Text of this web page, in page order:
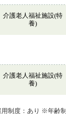
介護老人福祉施設(特
養)
介護老人福祉施設(特
養)
用制度：あり ※年齢